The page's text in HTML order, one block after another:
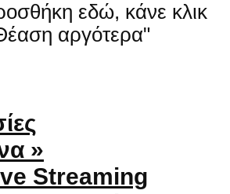
εδώ, κάνε κλικ
αργότερα"
»
Streaming